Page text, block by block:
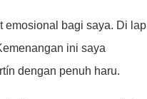
emosional bagi saya. Di lap
ini saya
dengan penuh haru.